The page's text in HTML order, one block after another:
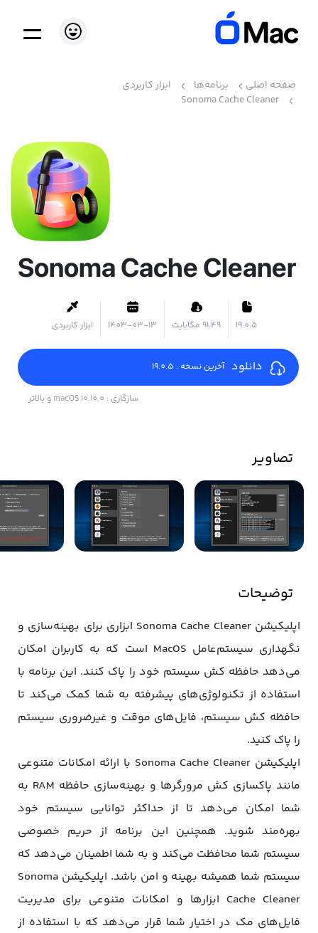
صفحه اصلی برنامه‌ها
ابزار کاربردی
Sonoma Cache Cleaner
Sonoma Cache Cleaner
19.0.5 ۹۱.۴۹ مگابایت 1403-03-13 ابزار کاربردی
دانلود آخرین نسخه : 19.0.5
سازگاری : macOS 10.10.0 و بالاتر
تصاویر
توضیحات
اپلیکیشن Sonoma Cache Cleaner ابزاری برای بهینه‌سازی و
نگهداری سیستم‌عامل MacOS است که به کاربران امکان
می‌دهد حافظه کش سیستم خود را پاک کنند. این برنامه با
استفاده از تکنولوژی‌های پیشرفته به شما کمک می‌کند تا
حافظه کش سیستم، فایل‌های موقت و غیرضروری سیستم
را پاک کنید.
اپلیکیشن Sonoma Cache Cleaner با ارائه امکانات متنوعی
مانند پاکسازی کش مرورگرها و بهینه‌سازی حافظه RAM به
شما امکان می‌دهد تا از حداکثر توانایی سیستم خود
بهره‌مند شوید. همچنین این برنامه از حریم خصوصی
سیستم شما محافظت می‌کند و به شما اطمینان می‌دهد که
سیستم شما همیشه بهینه و امن باشد. اپلیکیشن Sonoma
Cache Cleaner ابزارها و امکانات متنوعی برای مدیریت
فایل‌های مک در اختیار شما قرار می‌دهد که با استفاده از